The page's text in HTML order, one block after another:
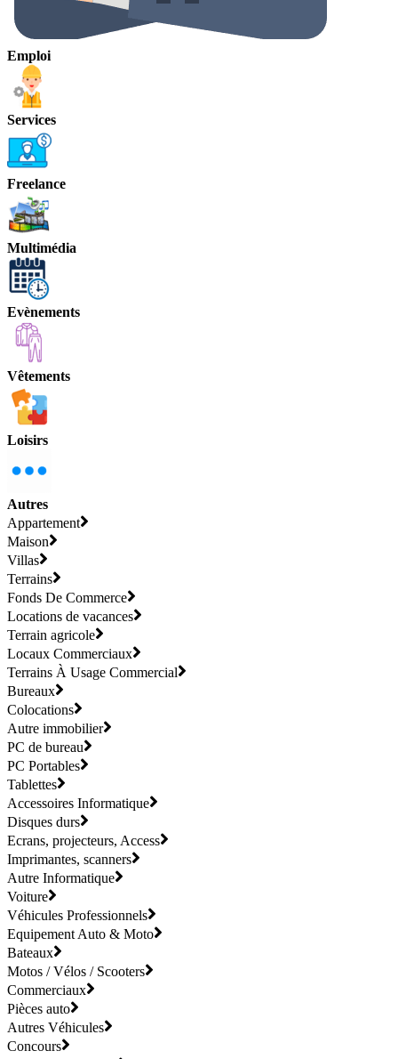
Emploi
Services
Freelance
Multimédia
Evènements
Vêtements
Loisirs
Autres
Appartement
Maison
Villas
Terrains
Fonds De Commerce
Locations de vacances
Terrain agricole
Locaux Commerciaux
Terrains À Usage Commercial
Bureaux
Colocations
Autre immobilier
PC de bureau
PC Portables
Tablettes
Accessoires Informatique
Disques durs
Ecrans, projecteurs, Access
Imprimantes, scanners
Autre Informatique
Voiture
Véhicules Professionnels
Equipement Auto & Moto
Bateaux
Motos / Vélos / Scooters
Commerciaux
Pièces auto
Autres Véhicules
Concours